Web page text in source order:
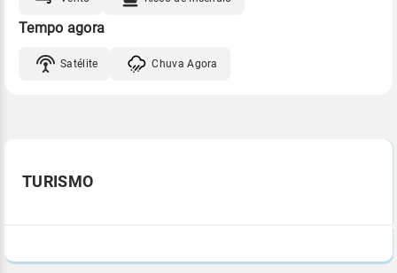
Tempo agora
Satélite Chuva Agora
TURISMO